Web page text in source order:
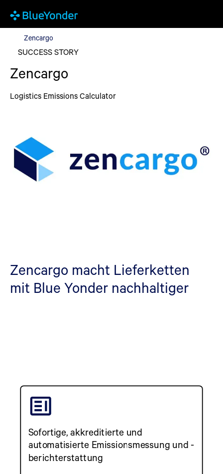
ZencargoZencargo
SUCCESS STORY
Zencargo
Logistics Emissions Calculator
Zencargo macht Lieferketten
mit Blue Yonder nachhaltiger
Sofortige, akkreditierte und
automatisierte Emissionsmessung und -
berichterstattung